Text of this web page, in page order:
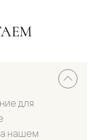
для
нашем